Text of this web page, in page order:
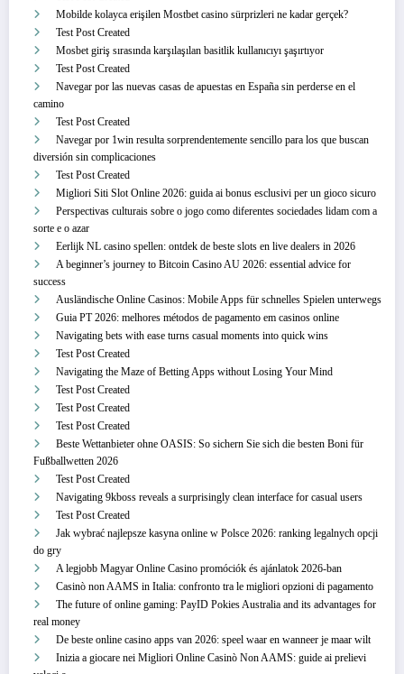
Mobilde kolayca erişilen Mostbet casino sürprizleri ne kadar gerçek?
Test Post Created
Mosbet giriş sırasında karşılaşılan basitlik kullanıcıyı şaşırtıyor
Test Post Created
Navegar por las nuevas casas de apuestas en España sin perderse en el
camino
Test Post Created
Navegar por 1win resulta sorprendentemente sencillo para los que buscan
diversión sin complicaciones
Test Post Created
Migliori Siti Slot Online 2026: guida ai bonus esclusivi per un gioco sicuro
Perspectivas culturais sobre o jogo como diferentes sociedades lidam com a
sorte e o azar
Eerlijk NL casino spellen: ontdek de beste slots en live dealers in 2026
A beginner’s journey to Bitcoin Casino AU 2026: essential advice for
success
Ausländische Online Casinos: Mobile Apps für schnelles Spielen unterwegs
Guia PT 2026: melhores métodos de pagamento em casinos online
Navigating bets with ease turns casual moments into quick wins
Test Post Created
Navigating the Maze of Betting Apps without Losing Your Mind
Test Post Created
Test Post Created
Test Post Created
Beste Wettanbieter ohne OASIS: So sichern Sie sich die besten Boni für
Fußballwetten 2026
Test Post Created
Navigating 9kboss reveals a surprisingly clean interface for casual users
Test Post Created
Jak wybrać najlepsze kasyna online w Polsce 2026: ranking legalnych opcji
do gry
A legjobb Magyar Online Casino promóciók és ajánlatok 2026-ban
Casinò non AAMS in Italia: confronto tra le migliori opzioni di pagamento
The future of online gaming: PayID Pokies Australia and its advantages for
real money
De beste online casino apps van 2026: speel waar en wanneer je maar wilt
Inizia a giocare nei Migliori Online Casinò Non AAMS: guide ai prelievi